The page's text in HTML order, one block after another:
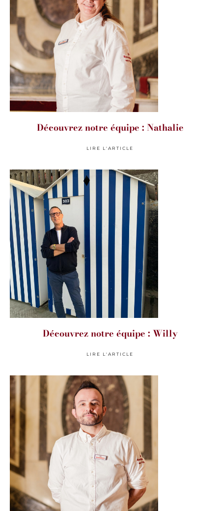
Découvrez notre équipe : Nathalie
LIRE L'ARTICLE
Découvrez notre équipe : Willy
LIRE L'ARTICLE